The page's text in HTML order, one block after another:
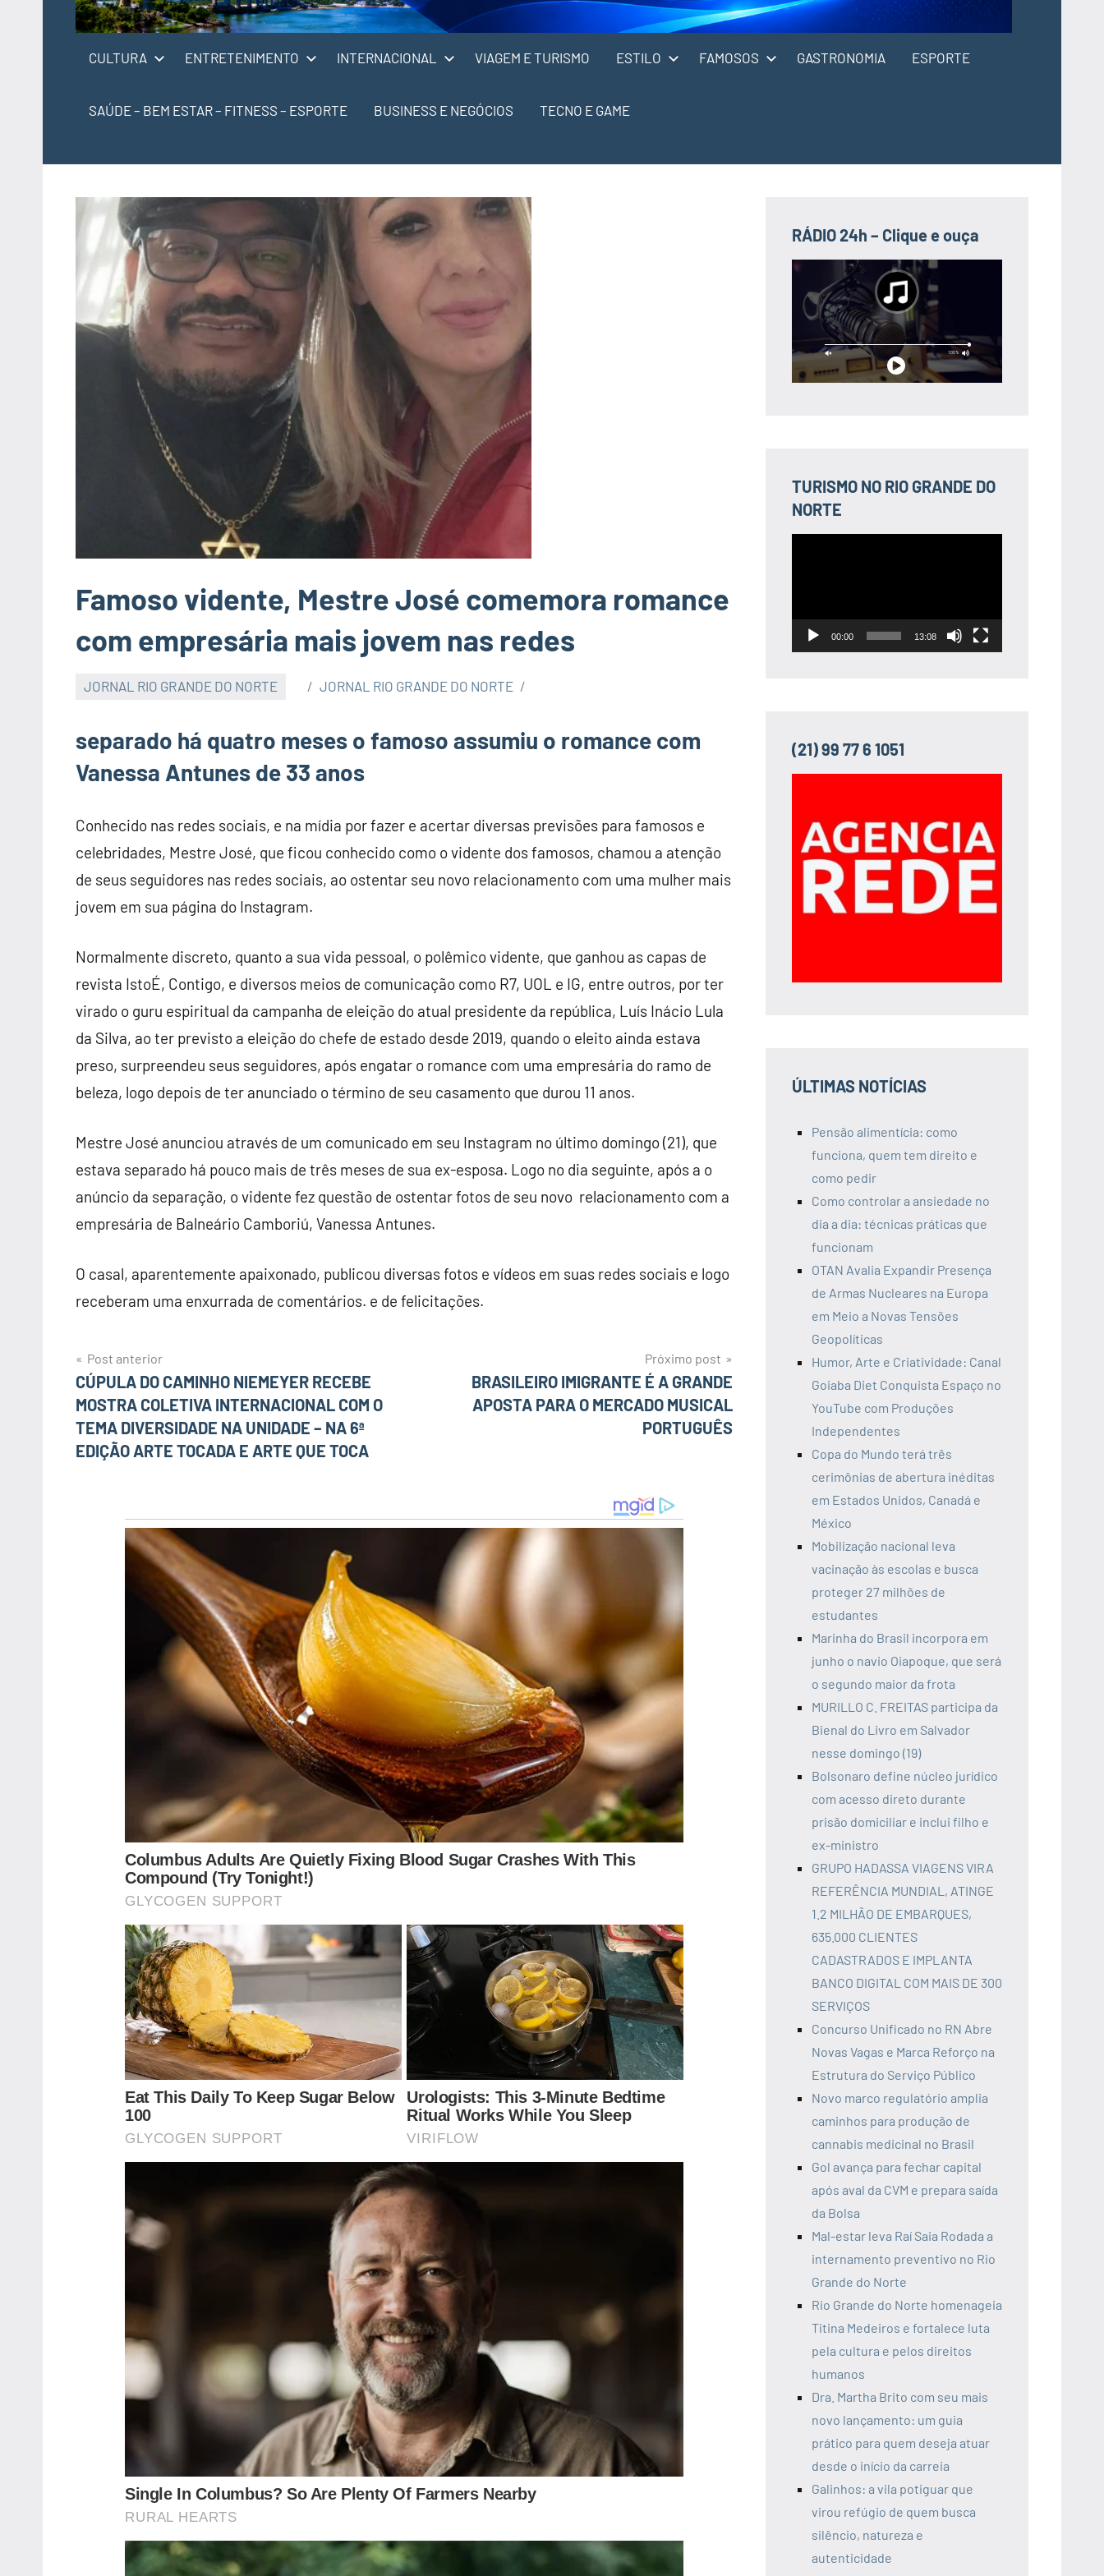
CULTURA ENTRETENIMENTO INTERNACIONAL VIAGEM E TURISMO ESTILO FAMOSOS GASTRONOMIA ESPORTE
SAÚDE – BEM ESTAR – FITNESS – ESPORTE BUSINESS E NEGÓCIOS TECNO E GAME
Famoso vidente, Mestre José comemora romance
com empresária mais jovem nas redes
JORNAL RIO GRANDE DO NORTE JORNAL RIO GRANDE DO NORTE
separado há quatro meses o famoso assumiu o romance com
Vanessa Antunes de 33 anos
Conhecido nas redes sociais, e na mídia por fazer e acertar diversas previsões para famosos e
celebridades, Mestre José, que ficou conhecido como o vidente dos famosos, chamou a atenção
de seus seguidores nas redes sociais, ao ostentar seu novo relacionamento com uma mulher mais
jovem em sua página do Instagram.
Normalmente discreto, quanto a sua vida pessoal, o polêmico vidente, que ganhou as capas de
revista IstoÉ, Contigo, e diversos meios de comunicação como R7, UOL e IG, entre outros, por ter
virado o guru espiritual da campanha de eleição do atual presidente da república, Luís Inácio Lula
da Silva, ao ter previsto a eleição do chefe de estado desde 2019, quando o eleito ainda estava
preso, surpreendeu seus seguidores, após engatar o romance com uma empresária do ramo de
beleza, logo depois de ter anunciado o término de seu casamento que durou 11 anos.
Mestre José anunciou através de um comunicado em seu Instagram no último domingo (21), que
estava separado há pouco mais de três meses de sua ex-esposa. Logo no dia seguinte, após a o
anúncio da separação, o vidente fez questão de ostentar fotos de seu novo relacionamento com a
empresária de Balneário Camboriú, Vanessa Antunes.
O casal, aparentemente apaixonado, publicou diversas fotos e vídeos em suas redes sociais e logo
receberam uma enxurrada de comentários. e de felicitações.
Navegação
de
Post
Post anterior
CÚPULA DO CAMINHO NIEMEYER RECEBE
MOSTRA COLETIVA INTERNACIONAL COM O
TEMA DIVERSIDADE NA UNIDADE – NA 6ª
EDIÇÃO ARTE TOCADA E ARTE QUE TOCA
Próximo post
BRASILEIRO IMIGRANTE É A GRANDE
APOSTA PARA O MERCADO MUSICAL
PORTUGUÊS
RÁDIO 24h – Clique e ouça
TURISMO NO RIO GRANDE DO
NORTE
00:00 13:08
(21) 99 77 6 1051
ÚLTIMAS NOTÍCIAS
Pensão alimentícia: como
funciona, quem tem direito e
como pedir
Como controlar a ansiedade no
dia a dia: técnicas práticas que
funcionam
OTAN Avalia Expandir Presença
de Armas Nucleares na Europa
em Meio a Novas Tensões
Geopolíticas
Humor, Arte e Criatividade: Canal
Goiaba Diet Conquista Espaço no
YouTube com Produções
Independentes
Copa do Mundo terá três
cerimônias de abertura inéditas
em Estados Unidos, Canadá e
México
Mobilização nacional leva
vacinação às escolas e busca
proteger 27 milhões de
estudantes
Marinha do Brasil incorpora em
junho o navio Oiapoque, que será
o segundo maior da frota
MURILLO C. FREITAS participa da
Bienal do Livro em Salvador
nesse domingo (19)
Bolsonaro define núcleo jurídico
com acesso direto durante
prisão domiciliar e inclui filho e
ex-ministro
GRUPO HADASSA VIAGENS VIRA
REFERÊNCIA MUNDIAL, ATINGE
1.2 MILHÃO DE EMBARQUES,
635.000 CLIENTES
CADASTRADOS E IMPLANTA
BANCO DIGITAL COM MAIS DE 300
SERVIÇOS
Concurso Unificado no RN Abre
Novas Vagas e Marca Reforço na
Estrutura do Serviço Público
Novo marco regulatório amplia
caminhos para produção de
cannabis medicinal no Brasil
Gol avança para fechar capital
após aval da CVM e prepara saída
da Bolsa
Mal-estar leva Raí Saia Rodada a
internamento preventivo no Rio
Grande do Norte
Rio Grande do Norte homenageia
Titina Medeiros e fortalece luta
pela cultura e pelos direitos
humanos
Dra. Martha Brito com seu mais
novo lançamento: um guia
prático para quem deseja atuar
desde o início da carreia
Galinhos: a vila potiguar que
virou refúgio de quem busca
silêncio, natureza e
autenticidade